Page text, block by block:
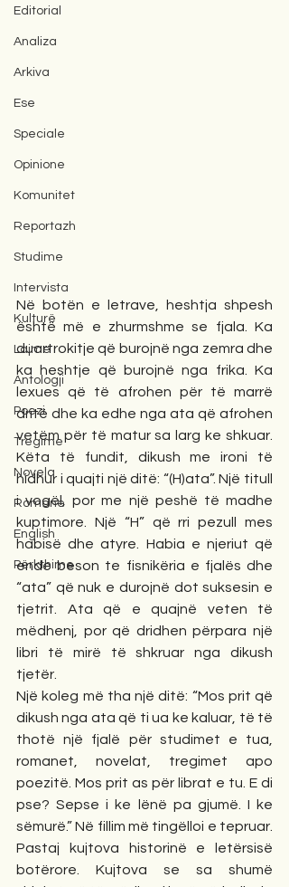
Editorial
Analiza
Arkiva
Ese
Speciale
Opinione
Komunitet
Reportazh
Studime
Intervista
Kulturë
Lajme
Antologji
Poezi
Tregime
Novela
Romane
English
Përkthime
Në botën e letrave, heshtja shpesh
është më e zhurmshme se fjala. Ka
duartrokitje që burojnë nga zemra dhe
ka heshtje që burojnë nga frika. Ka
lexues që të afrohen për të marrë
dritë dhe ka edhe nga ata që afrohen
vetëm për të matur sa larg ke shkuar.
Këta të fundit, dikush me ironi të
hidhur i quajti një ditë: “(H)ata”. Një titull
i vogël, por me një peshë të madhe
kuptimore. Një “H” që rri pezull mes
habisë dhe atyre. Habia e njeriut që
ende beson te fisnikëria e fjalës dhe
“ata” që nuk e durojnë dot suksesin e
tjetrit. Ata që e quajnë veten të
mëdhenj, por që dridhen përpara një
libri të mirë të shkruar nga dikush
tjetër.
Një koleg më tha një ditë: “Mos prit që
dikush nga ata që ti ua ke kaluar, të të
thotë një fjalë për studimet e tua,
romanet, novelat, tregimet apo
poezitë. Mos prit as për librat e tu. E di
pse? Sepse i ke lënë pa gjumë. I ke
sëmurë.” Në fillim më tingëlloi e tepruar.
Pastaj kujtova historinë e letërsisë
botërore. Kujtova se sa shumë